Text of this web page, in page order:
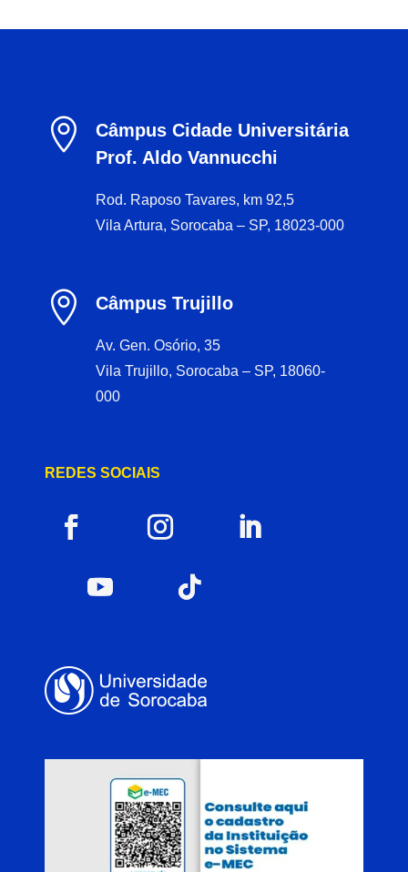

Câmpus Cidade Universitária
Prof. Aldo Vannucchi
Rod. Raposo Tavares, km 92,5
Vila Artura, Sorocaba – SP, 18023-000
 Câmpus Trujillo
Av. Gen. Osório, 35
Vila Trujillo, Sorocaba – SP, 18060-
000
REDES SOCIAIS